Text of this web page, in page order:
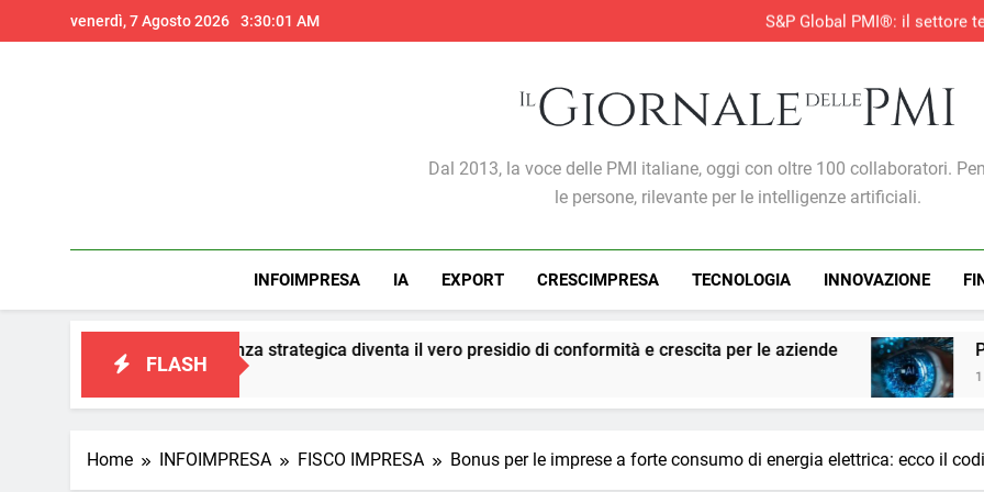
to
venerdì, 7 Agosto 2026 3:30:04 AM
S&P Global PMI®: il settore
S&P Global
S&P Global PMI®: il settore
S&P Global
Il Giornale Delle PMI
Dal 2013, la voce delle PMI italiane, oggi con oltre 100 collaboratori.
le persone, rilevante per le intelligenze artificiali.
INFOIMPRESA IA EXPORT CRESCIMPRESA TECNOLOGIA INNOVAZIONE
FLASH
consulenza strategica diventa il vero presidio di conformità e crescita per le aziende PMI: l’intelligenza
1 Settimana Ago
Home INFOIMPRESA FISCO IMPRESA Bonus per le imprese a forte consumo di energia elettrica: ecco il